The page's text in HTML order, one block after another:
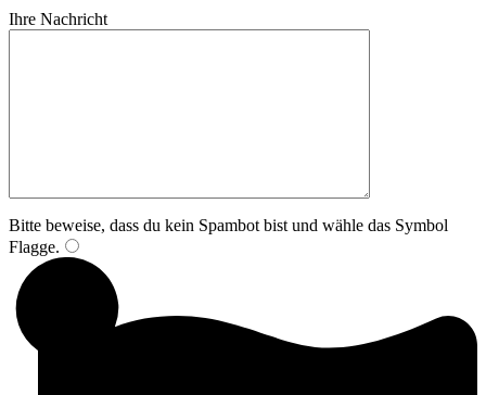
Ihre Nachricht
Bitte beweise, dass du kein Spambot bist und wähle das Symbol
Flagge.